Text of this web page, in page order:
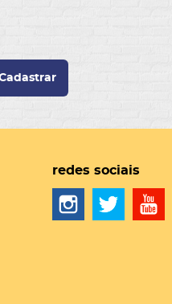
redes sociais